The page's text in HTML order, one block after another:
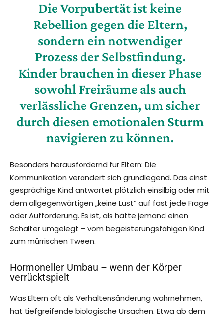
Die Vorpubertät ist keine
Rebellion gegen die Eltern,
sondern ein notwendiger
Prozess der Selbstfindung.
Kinder brauchen in dieser Phase
sowohl Freiräume als auch
verlässliche Grenzen, um sicher
durch diesen emotionalen Sturm
navigieren zu können.
Besonders herausfordernd für Eltern: Die
Kommunikation verändert sich grundlegend. Das einst
gesprächige Kind antwortet plötzlich einsilbig oder mit
dem allgegenwärtigen „keine Lust“ auf fast jede Frage
oder Aufforderung. Es ist, als hätte jemand einen
Schalter umgelegt – vom begeisterungsfähigen Kind
zum mürrischen Tween.
Hormoneller Umbau – wenn der Körper
verrücktspielt
Was Eltern oft als Verhaltensänderung wahrnehmen,
hat tiefgreifende biologische Ursachen. Etwa ab dem